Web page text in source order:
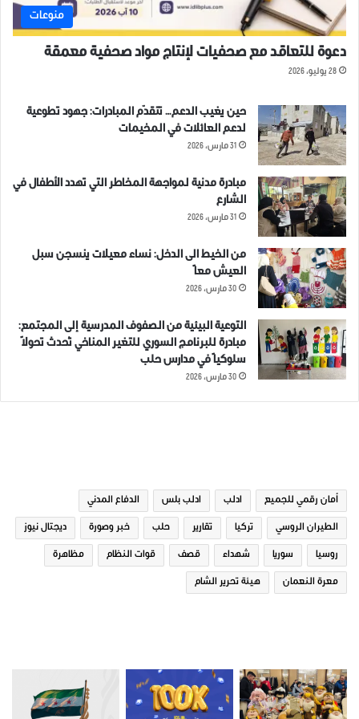
منوعات
دعوة للتعاقد مع صحفيات لإنتاج مواد صحفية معمقة
28 يوليو، 2026
حين يغيب الدعم… تتقدّم المبادرات: جهود تطوعية
لدعم العائلات في المخيمات
31 مارس، 2026
مبادرة مدنية لمواجهة المخاطر التي تهدد الأطفال في
الشارع
31 مارس، 2026
من الخيط الى الدخل: نساء معيلات ينسجن سبل
العيش معاً
30 مارس، 2026
التوعية البيئية من الصفوف المدرسية إلى المجتمع:
مبادرة للبرنامج السوري للتغير المناخي تُحدث تحولاً
سلوكياً في مدارس حلب
30 مارس، 2026
أمان رقمي للجميع ادلب ادلب بلس الدفاع المدني
الطيران الروسي تركيا تقارير حلب خبر وصورة ديجتال نيوز
روسيا سوريا شهداء قصف قوات النظام مظاهرة
معرة النعمان هيئة تحرير الشام